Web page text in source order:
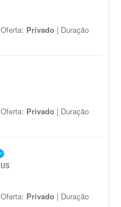
Privado | Duração
Privado | Duração
Privado | Duração